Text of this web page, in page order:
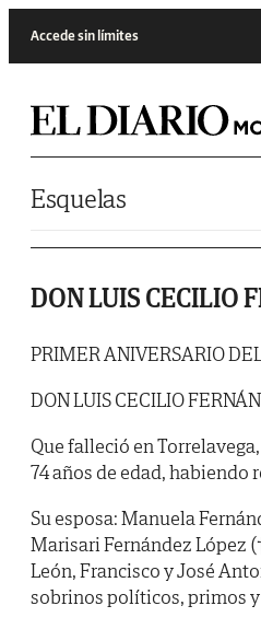
Accede sin límites
Esquelas
DON LUIS CECILIO
PRIMER ANIVERSARIO
DON LUIS CECILIO
Que falleció en
74 años de edad, habiendo
Su esposa: Manuela
Marisari Fernández López
León, Francisco y José
sobrinos políticos, primos